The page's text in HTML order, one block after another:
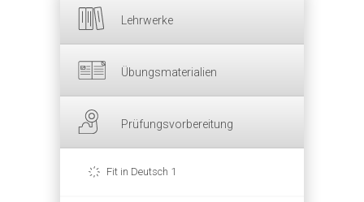
Lehrwerke
Übungsmaterialien
Prüfungsvorbereitung
Fit in Deutsch 1